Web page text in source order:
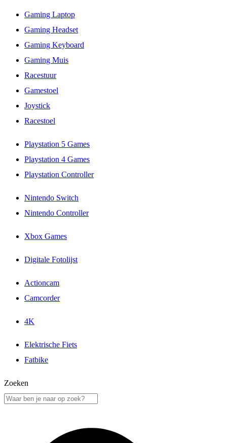
Gaming Laptop
Gaming Headset
Gaming Keyboard
Gaming Muis
Racestuur
Gamestoel
Joystick
Racestoel
Playstation 5 Games
Playstation 4 Games
Playstation Controller
Nintendo Switch
Nintendo Controller
Xbox Games
Digitale Fotolijst
Actioncam
Camcorder
4K
Elektrische Fiets
Fatbike
Zoeken